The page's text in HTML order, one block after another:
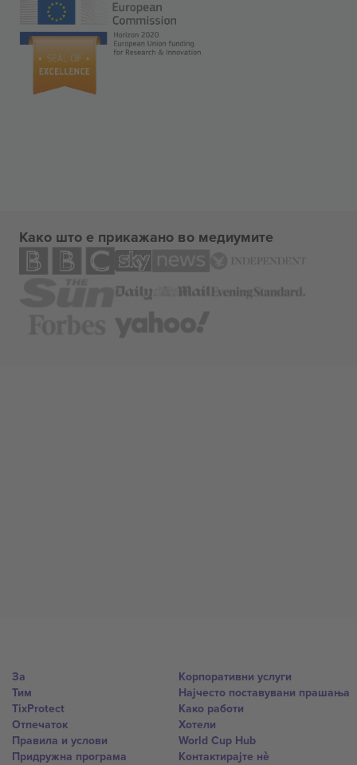
Како што е прикажано во медиумите
За
Тим
TixProtect
Отпечаток
Правила и услови
Придружна програма
Корпоративни услуги
Најчесто поставувани прашања
Како работи
Хотели
World Cup Hub
Контактирајте нѐ